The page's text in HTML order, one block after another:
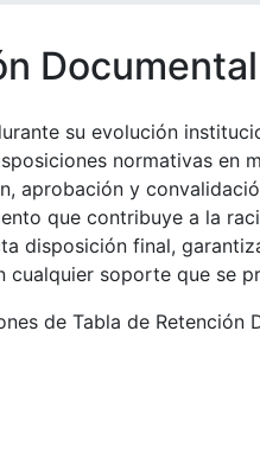
Documental
su evolución
normativas en
aprobación y
que contribuye a la
disposición final,
cualquier soporte que se
de Tabla de Retención